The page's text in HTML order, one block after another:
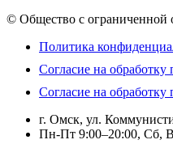
© Общество с ограниченной
Политика
Согласие на
Согласие на
г. Омск, ул.
Пн-Пт 9:00–20:00, Сб,